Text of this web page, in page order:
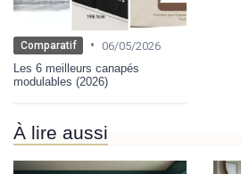
Comparatif • 06/05/2026
Les 6 meilleurs canapés
modulables (2026)
À lire aussi